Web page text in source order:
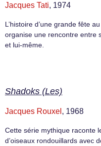
Jacques Tati, 1974
L’histoire d’une grande fête
organise une rencontre entre
et lui-même.
Shadoks (Les)
Jacques Rouxel , 1968
Cette série mythique raconte
d’oiseaux rondouillards avec